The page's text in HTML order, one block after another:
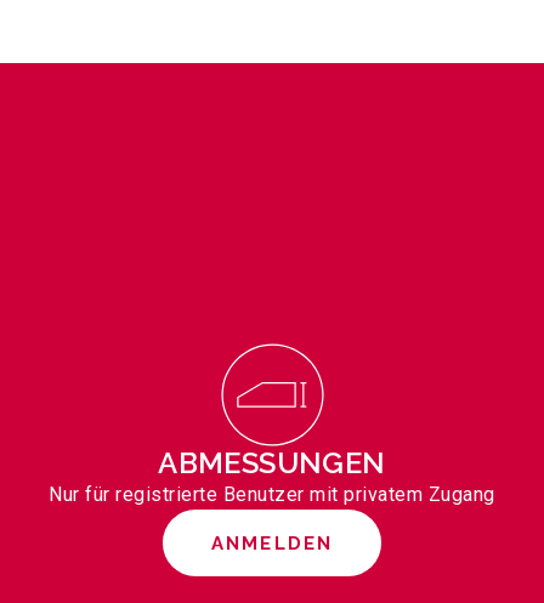
ABMESSUNGEN
Nur für registrierte Benutzer mit privatem Zugang
ANMELDEN